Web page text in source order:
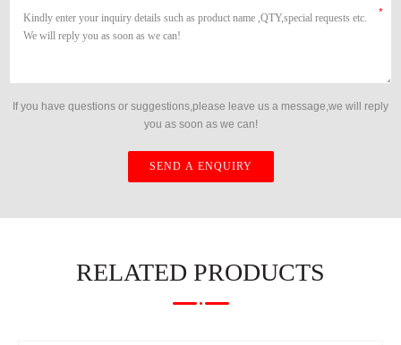
If you have questions or suggestions,please leave us a message,we will reply
you as soon as we can!
RELATED PRODUCTS